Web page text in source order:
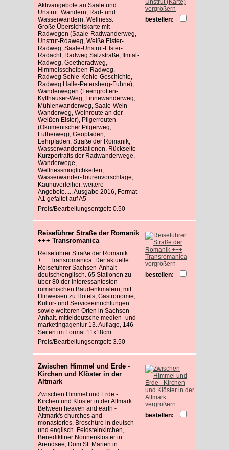
Aktivangebote an Saale und
Unstrut: Wandern, Rad- und
Wasserwandern, Wellness.
Große Übersichtskarte mit
Radwegen (Saale-Radwanderweg,
Unstrut-Rdaweg, Weiße Elster-
Radweg, Saale-Unstrut-Elster-
Radacht, Radweg Salzstraße, Ilmtal-
Radweg, Goetheradweg,
Himmelsscheiben-Radweg,
Radweg Sohle-Kohle-Geschichte,
Radweg Halle-Petersberg-Fuhne),
Wanderwegen (Feengrotten-
Kyffhäuser-Weg, Finnewanderweg,
Mühlenwanderweg, Saale-Wein-
Wanderweg, Weinroute an der
Weißen Elster), Pilgerrouten
(Ökumenischer Pilgerweg,
Lutherweg), Geopfaden,
Lehrpfaden, Straße der Romanik,
Wasserwanderstationen. Rückseite
Kurzportraits der Radwanderwege,
Wanderwege,
Wellnessmöglichkeiten,
Wasserwander-Tourenvorschläge,
Kaunuverleiher, weitere
Angebote...., Ausgabe 2016, Format
A1 gefaltet auf A5
Preis/Bearbeitungsentgelt: 0.50
vergrößern
bestellen:
Reiseführer Straße der Romanik
+++ Transromanica
Reiseführer Straße der Romanik
+++ Transromanica. Der aktuelle
Reiseführer Sachsen-Anhalt
deutsch/englisch. 65 Stationen zu
über 80 der interessantesten
romanischen Baudenkmälern, mit
Hinweisen zu Hotels, Gastronomie,
Kultur- und Serviceeinrichtungen
sowie weiteren Orten in Sachsen-
Anhalt. mitteldeutsche medien- und
marketingagentur 13. Auflage, 146
Seiten im Format 11x18cm
Preis/Bearbeitungsentgelt: 3.50
vergrößern
bestellen:
Zwischen Himmel und Erde -
Kirchen und Klöster in der
Altmark
Zwischen Himmel und Erde -
Kirchen und Klöster in der Altmark.
Between heaven and earth -
Altmark's churches and
monasteries. Broschüre in deutsch
und englisch. Feldsteinkirchen,
Benediktiner Nonnenkloster in
Arendsee, Dom St. Marien in
vergrößern
bestellen: